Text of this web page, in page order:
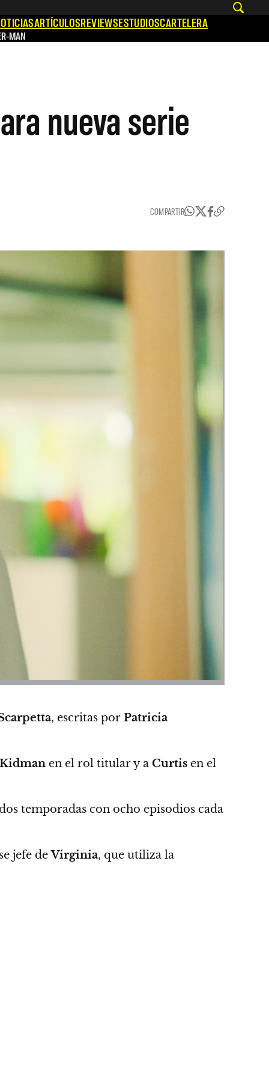
ARTÍCULOSREVIEWSESTUDIOSCARTELERA
MAN
nueva serie
COMPARTIR
, escritas por Patricia
Kidman en el rol titular y a Curtis en el
temporadas con ocho episodios cada
jefe deVirginia, que utiliza la